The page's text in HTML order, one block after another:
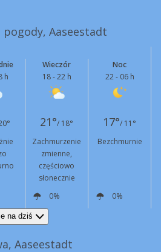
pogody, Aaseestadt
h
Wieczór
18 - 22 h
Noc
22 - 06 h
21°/ 18° 17°/ 11°
Zachmurzenie
zmienne,
częściowo
słonecznie
Bezchmurnie
0%
0%
hna dziś
Aaseestadt